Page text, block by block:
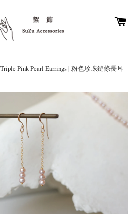
Triple Pink Pearl Earrings | 粉色珍珠鏈條長耳